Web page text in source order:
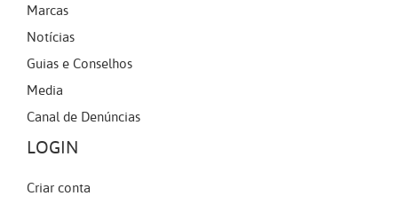
Marcas
Notícias
Guias e Conselhos
Media
Canal de Denúncias
LOGIN
Criar conta